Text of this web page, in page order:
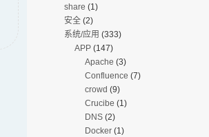
share (1)
安全(2)
系统/应用 (333)
APP(147)
Apache (3)
Confluence (7)
crowd (9)
Crucibe (1)
DNS(2)
Docker(1)